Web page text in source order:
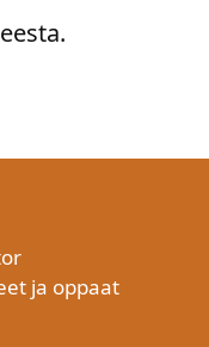
ja oppaat